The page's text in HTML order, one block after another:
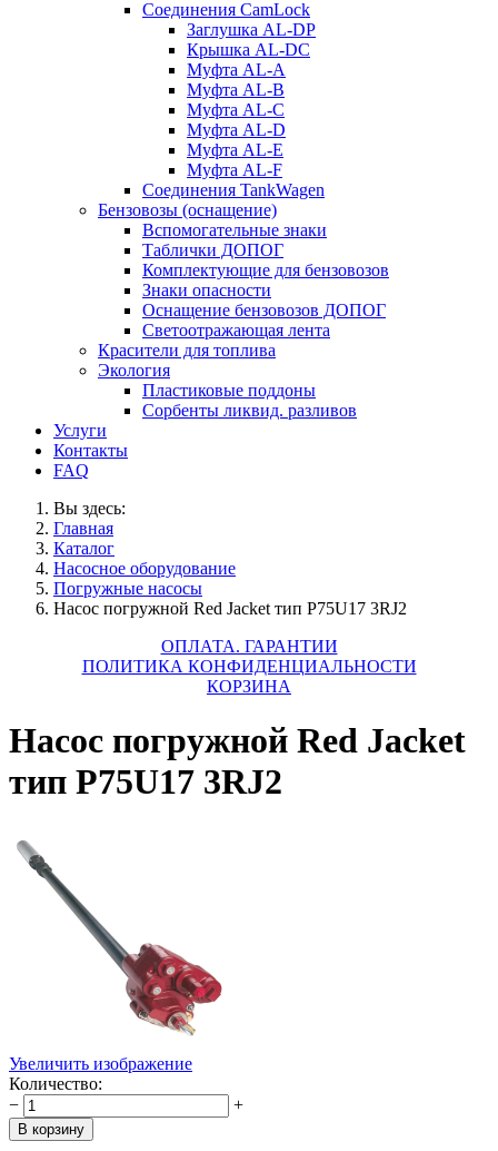
Соединения CamLock
Заглушка AL-DP
Крышка AL-DC
Муфта AL-A
Муфта AL-B
Муфта AL-C
Муфта AL-D
Муфта AL-E
Муфта AL-F
Соединения TankWagen
Бензовозы (оснащение)
Вспомогательные знаки
Таблички ДОПОГ
Комплектующие для бензовозов
Знаки опасности
Оснащение бензовозов ДОПОГ
Светоотражающая лента
Красители для топлива
Экология
Пластиковые поддоны
Сорбенты ликвид. разливов
Услуги
Контакты
FAQ
Вы здесь:
Главная
Каталог
Насосное оборудование
Погружные насосы
Насос погружной Red Jacket тип P75U17 3RJ2
ОПЛАТА. ГАРАНТИИ
ПОЛИТИКА КОНФИДЕНЦИАЛЬНОСТИ
КОРЗИНА
Насос погружной Red Jacket
тип P75U17 3RJ2
Увеличить изображение
Количество:
−
+